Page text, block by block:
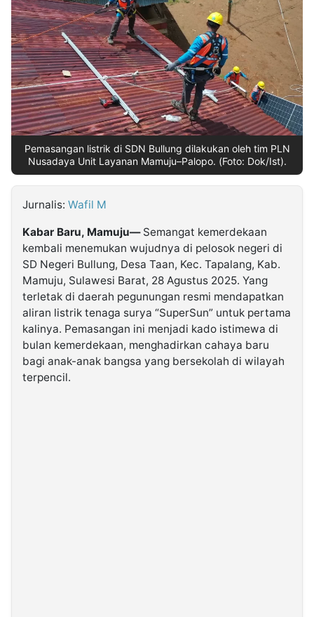
Insight
NTB
Suara
Time
Lens
IDN
Daily
Jogja
Jalan
Rakyat
Idealita
News
Kita
Notice
Radar
Baru
Seedbacklink
Follow
Kabarbaru
Kabarbaru.co
2026
Kabarbaru
Media
Holding
Pemasangan listrik di SDN Bullung dilakukan oleh tim PLN
Nusadaya Unit Layanan Mamuju–Palopo. (Foto: Dok/Ist).
Jurnalis: Wafil M
Kabar Baru, Mamuju—Semangat kemerdekaan
kembali menemukan wujudnya di pelosok negeri di
SD Negeri Bullung, Desa Taan, Kec. Tapalang, Kab.
Mamuju, Sulawesi Barat, 28 Agustus 2025. Yang
terletak di daerah pegunungan resmi mendapatkan
aliran listrik tenaga surya “SuperSun” untuk pertama
kalinya. Pemasangan ini menjadi kado istimewa di
bulan kemerdekaan, menghadirkan cahaya baru
bagi anak-anak bangsa yang bersekolah di wilayah
terpencil.